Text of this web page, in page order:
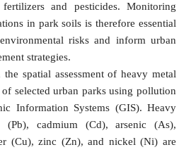
and pesticides. Monitoring
in park soils is therefore essential
risks and inform urban
strategies.
spatial assessment of heavy metal
selected urban parks using pollution
Information Systems (GIS). Heavy
(Pb), cadmium (Cd), arsenic (As),
(Cu), zinc (Zn), and nickel (Ni) are